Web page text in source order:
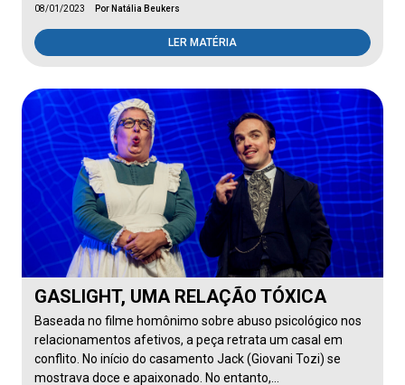
08/01/2023 Por Natália Beukers
LER MATÉRIA
GASLIGHT, UMA RELAÇÃO TÓXICA
Baseada no filme homônimo sobre abuso psicológico nos
relacionamentos afetivos, a peça retrata um casal em
conflito. No início do casamento Jack (Giovani Tozi) se
mostrava doce e apaixonado. No entanto,…